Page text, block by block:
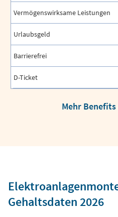
Vermögenswirksame Leistungen
Urlaubsgeld
Barrierefrei
D-Ticket
Mehr Benefits
Gehaltsdaten 2026